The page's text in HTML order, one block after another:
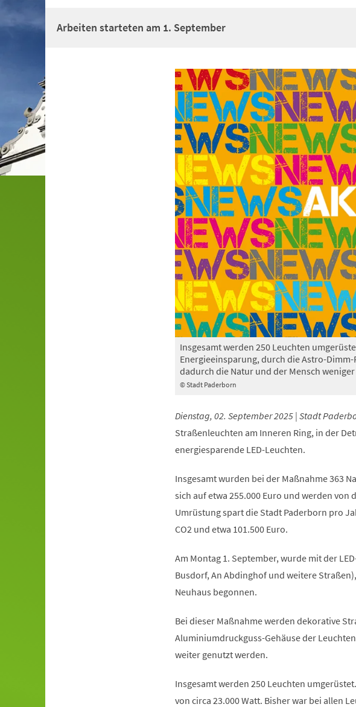
Arbeiten starteten am 1. September
© Stadt Paderborn
Insgesamt werden 250 Leuchten
Energieeinsparung, durch die Astro-
dadurch die Natur und der Mensch
Dienstag, 02. September 2025 | Stadt
Straßenleuchten am Inneren Ring, in der
energiesparende LED-Leuchten.
Insgesamt wurden bei der Maßnahme 363
sich auf etwa 255.000 Euro und werden
Umrüstung spart die Stadt Paderborn pro
CO2 und etwa 101.500 Euro.
Am Montag 1. September, wurde mit der
Busdorf, An Abdinghof und weitere
Neuhaus begonnen.
Bei dieser Maßnahme werden dekorative
Aluminiumdruckguss-Gehäuse der
weiter genutzt werden.
Insgesamt werden 250 Leuchten
von circa 23.000 Watt. Bisher war bei allen